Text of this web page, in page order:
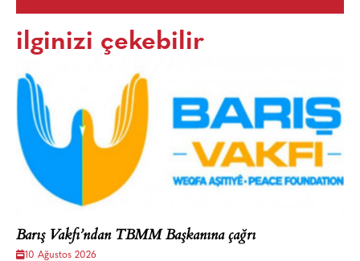
ilginizi çekebilir
Barış Vakfı’ndan TBMM Başkanına çağrı
10 Ağustos 2026